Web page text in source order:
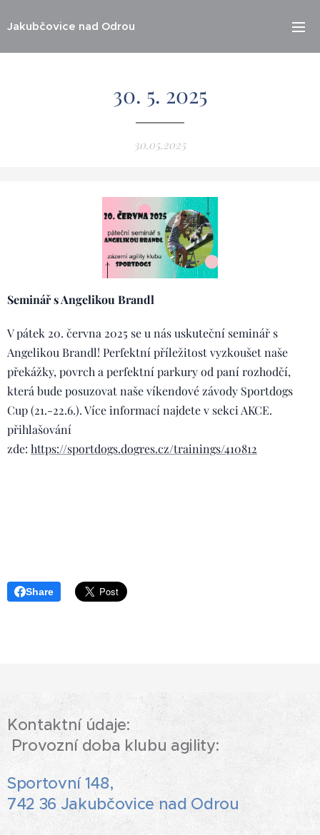
Jakubčovice nad Odrou
30. 5. 2025
30.05.2025
Seminář s Angelikou Brandl
V pátek 20. června 2025 se u nás uskuteční seminář s
Angelikou Brandl! Perfektní příležitost vyzkoušet naše
překážky, povrch a perfektní parkury od paní rozhodčí,
která bude posuzovat naše víkendové závody Sportdogs
Cup (21.-22.6.). Více informací najdete v sekci AKCE.
přihlašování
zde: https://sportdogs.dogres.cz/trainings/410812
Share
Kontaktní údaje:
Provozní doba klubu agility:
Sportovní 148,
742 36 Jakubčovice nad Odrou